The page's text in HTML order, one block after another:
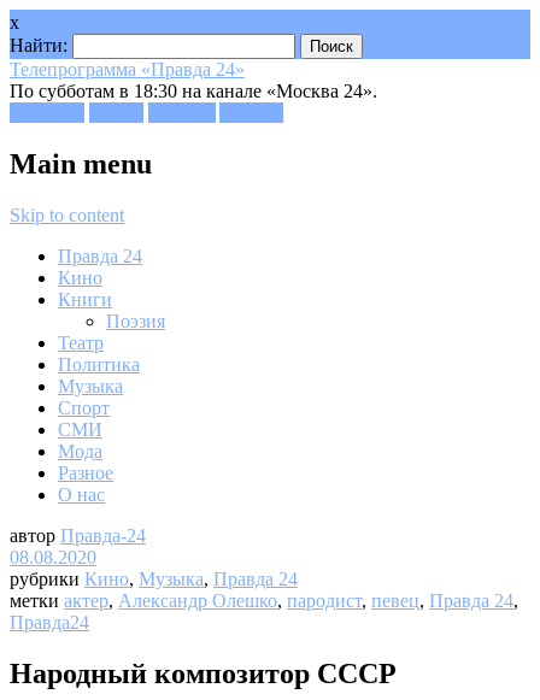
x
Найти:
Телепрограмма «Правда 24»
По субботам в 18:30 на канале «Москва 24».
Main menu
Skip to content
Правда 24
Кино
Книги
Поэзия
Театр
Политика
Музыка
Спорт
СМИ
Мода
Разное
О нас
автор Правда-24
08.08.2020
рубрики Кино, Музыка, Правда 24
метки актер, Александр Олешко, пародист, певец, Правда 24,
Правда24
Народный композитор СССР